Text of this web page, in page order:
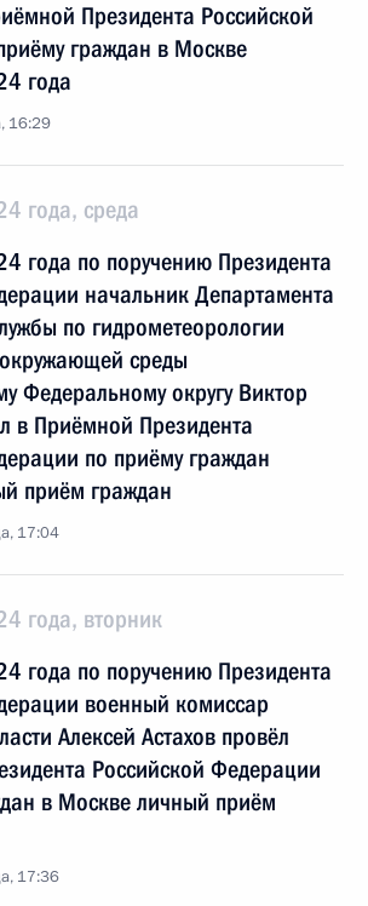
Президента Российской
граждан в Москве
года
16:29
года, среда
года по поручению Президента
начальник Департамента
по гидрометеорологии
среды
Федеральному округу Виктор
в Приёмной Президента
по приёму граждан
приём граждан
17:04
года, вторник
года по поручению Президента
военный комиссар
Алексей Астахов провёл
Российской Федерации
в Москве личный приём
17:36